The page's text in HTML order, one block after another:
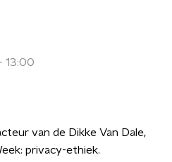
13:00
van de Dikke Van Dale,
privacy-ethiek.